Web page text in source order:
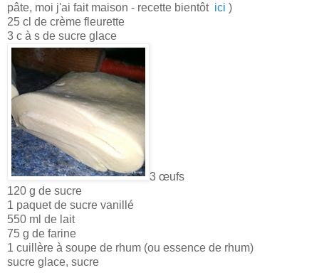
pâte, moi j'ai fait maison - recette bientôt ici )
25 cl de crème fleurette
3 c à s de sucre glace
3 œufs
120 g de sucre
1 paquet de sucre vanillé
550 ml de lait
75 g de farine
1 cuillère à soupe de rhum (ou essence de rhum)
sucre glace, sucre